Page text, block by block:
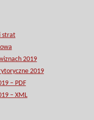
strat
2019
2019
– PDF
– XML